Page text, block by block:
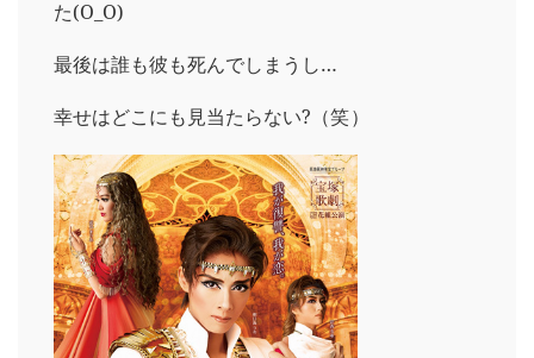
た(O_O)
最後は誰も彼も死んでしまうし…
幸せはどこにも見当たらない?（笑）